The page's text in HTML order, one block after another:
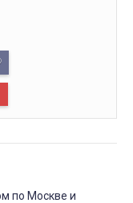
по Москве и